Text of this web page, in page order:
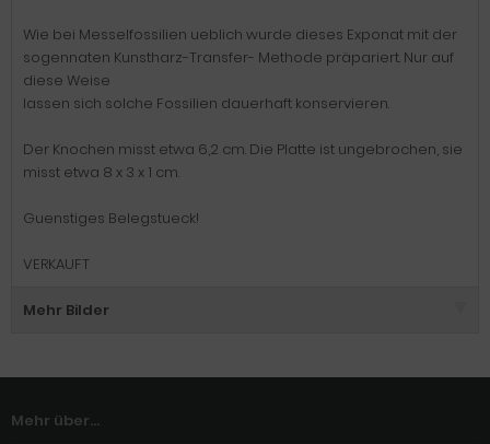
Wie bei Messelfossilien ueblich wurde dieses Exponat mit der
sogennaten Kunstharz-Transfer- Methode präpariert. Nur auf
diese Weise
lassen sich solche Fossilien dauerhaft konservieren.
Der Knochen misst etwa 6,2 cm. Die Platte ist ungebrochen, sie
misst etwa 8 x 3 x 1 cm.
Guenstiges Belegstueck!
VERKAUFT
Mehr Bilder
Mehr über...